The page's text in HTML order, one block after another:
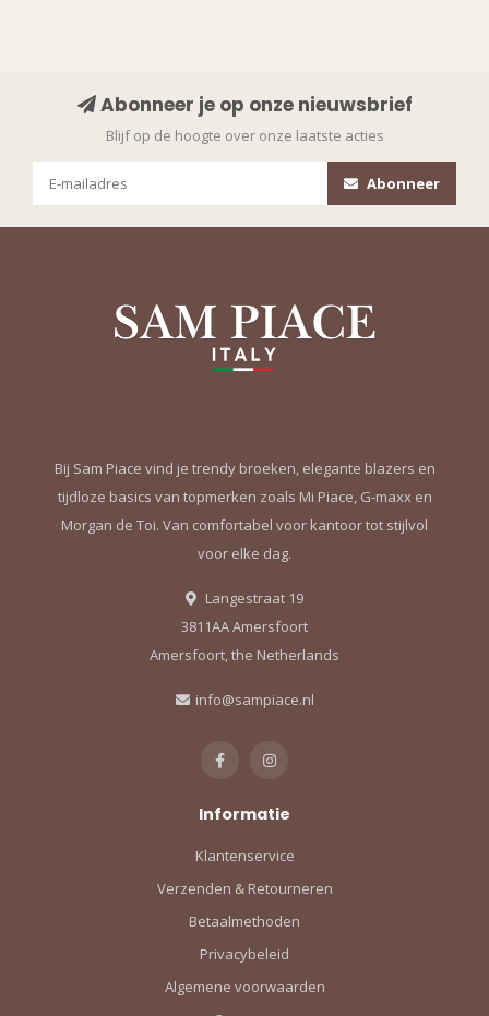
Abonneer je op onze nieuwsbrief
Blijf op de hoogte over onze laatste acties
Abonneer
Bij Sam Piace vind je trendy broeken, elegante blazers en
tijdloze basics van topmerken zoals Mi Piace, G-maxx en
Morgan de Toi. Van comfortabel voor kantoor tot stijlvol
voor elke dag.
Langestraat 19
3811AA Amersfoort
Amersfoort, the Netherlands
info@sampiace.nl
Informatie
Klantenservice
Verzenden & Retourneren
Betaalmethoden
Privacybeleid
Algemene voorwaarden